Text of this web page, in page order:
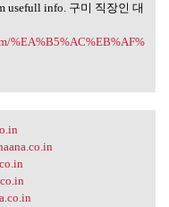
usefull info. 구미 직장인 대
%EA%B5%AC%EB%AF%